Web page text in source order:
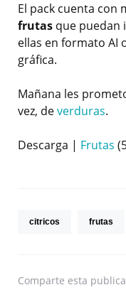
El pack cuenta con
frutas que puedan
ellas en formato AI
gráfica.
Mañana les
vez, deverduras.
Descarga | Frutas
citricos frutas
Comparte esta